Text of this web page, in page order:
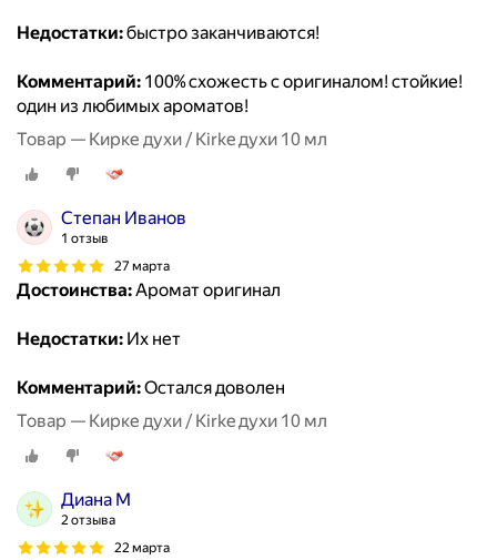
Недостатки:быстро заканчиваются!
Комментарий: 100% схожесть с оригиналом! стойкие!
один из любимых ароматов!
Товар — Кирке духи / Kirke духи 10 мл
Степан Иванов
1 отзыв
27 марта
Достоинства:Аромат оригинал
Недостатки: Их нет
Комментарий:Остался доволен
Товар — Кирке духи / Kirke духи 10 мл
Диана М
2 отзыва
22 марта